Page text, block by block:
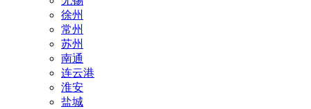
徐州
常州
苏州
南通
连云港
淮安
盐城